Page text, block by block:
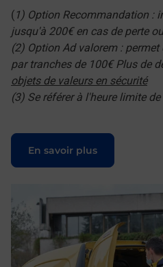
( 1) Option Recommandation :
jusqu'à 200€ en cas de perte
(2) Option Ad valorem :
par tranches de 100€ Plus de
objets de valeurs en sécurité
(3) Se référer à l'heure limite
En savoir plus
Le lien s'ouvre dans un